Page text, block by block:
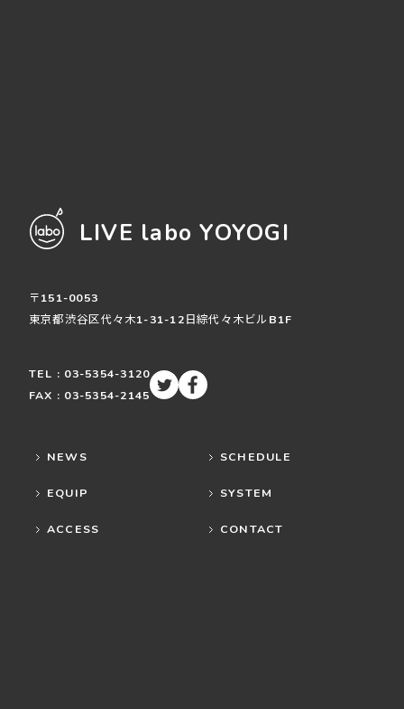
LIVE labo YOYOGI
〒151-0053
東京都渋谷区代々木1-31-12日綜代々木ビルB1F
TEL : 03-5354-3120
FAX : 03-5354-2145
NEWS SCHEDULE
EQUIP SYSTEM
ACCESS CONTACT